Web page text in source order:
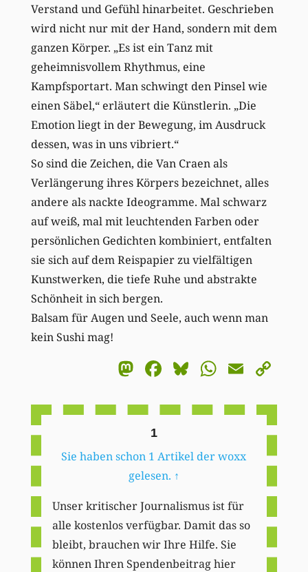
Verstand und Gefühl hinarbeitet. Geschrieben
wird nicht nur mit der Hand, sondern mit dem
ganzen Körper. „Es ist ein Tanz mit
geheimnisvollem Rhythmus, eine
Kampfsportart. Man schwingt den Pinsel wie
einen Säbel,“ erläutert die Künstlerin. „Die
Emotion liegt in der Bewegung, im Ausdruck
dessen, was in uns vibriert.“
So sind die Zeichen, die Van Craen als
Verlängerung ihres Körpers bezeichnet, alles
andere als nackte Ideogramme. Mal schwarz
auf weiß, mal mit leuchtenden Farben oder
persönlichen Gedichten kombiniert, entfalten
sie sich auf dem Reispapier zu vielfältigen
Kunstwerken, die tiefe Ruhe und abstrakte
Schönheit in sich bergen.
Balsam für Augen und Seele, auch wenn man
kein Sushi mag!
Mastodon
Facebook
BlueskyEmail
1
Sie haben schon 1 Artikel der woxx
gelesen. ↑
Unser kritischer Journalismus ist für
alle kostenlos verfügbar. Damit das so
bleibt, brauchen wir Ihre Hilfe. Sie
können Ihren Spendenbeitrag hier